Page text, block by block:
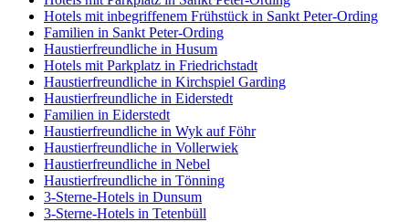
Hotels mit inbegriffenem Frühstück in Sankt Peter-Ording
Familien in Sankt Peter-Ording
Haustierfreundliche in Husum
Hotels mit Parkplatz in Friedrichstadt
Haustierfreundliche in Kirchspiel Garding
Haustierfreundliche in Eiderstedt
Familien in Eiderstedt
Haustierfreundliche in Wyk auf Föhr
Haustierfreundliche in Vollerwiek
Haustierfreundliche in Nebel
Haustierfreundliche in Tönning
3-Sterne-Hotels in Dunsum
3-Sterne-Hotels in Tetenbüll